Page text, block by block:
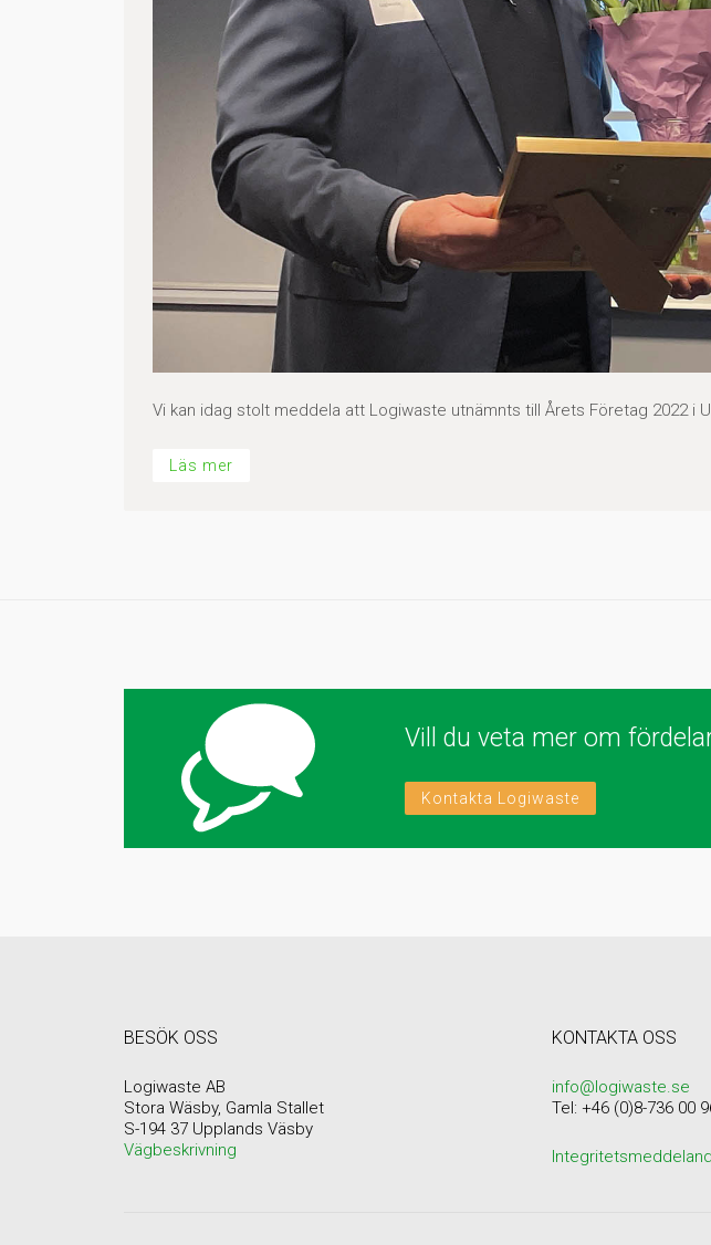
Vi kan idag stolt meddela att Logiwaste utnämnts till Årets Företag 2022 i
Läs mer
Vill du veta mer om
Kontakta Logiwaste
BESÖK OSS
Logiwaste AB
Stora Wäsby, Gamla Stallet
S-194 37 Upplands Väsby
Vägbeskrivning
KONTAKTA OSS
info@logiwaste.se
Tel: +46 (0)8-736 00